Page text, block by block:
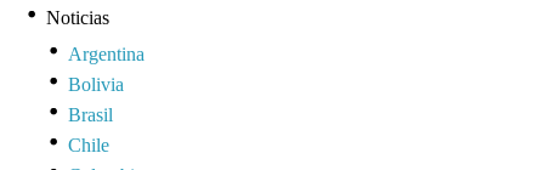
Noticias
Argentina
Bolivia
Brasil
Chile